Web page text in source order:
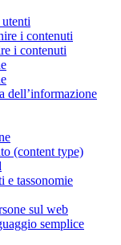
i contenuti
i contenuti
dell’informazione
(content type)
e tassonomie
sul web
semplice